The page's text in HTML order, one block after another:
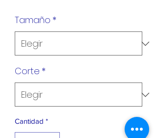
Tamaño *
Corte *
Cantidad *